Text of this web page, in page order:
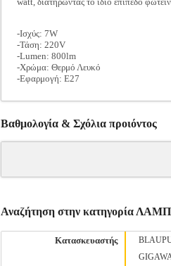
-Ισχύς: 7W
-Τάση: 220V
-Lumen: 800lm
-Χρώμα: Θερμό Λευκό
-Εφαρμογή: E27
Βαθμολογία & Σχόλια προιόντος
Αναζήτηση στην κατηγορία
Κατασκευαστής